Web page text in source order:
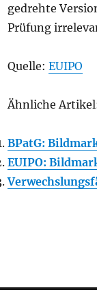
gedrehte
Prüfung
Quelle: EUIPO
Ähnliche
BPatG:
EUIPO: